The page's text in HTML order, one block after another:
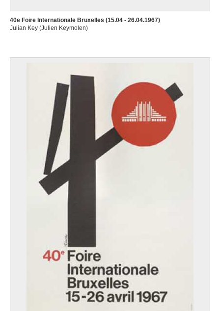
40e Foire Internationale Bruxelles (15.04 - 26.04.1967)
Julian Key (Julien Keymolen)